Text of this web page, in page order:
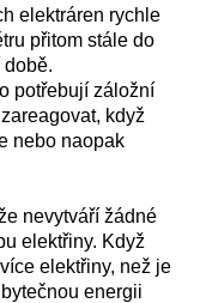
elektráren rychle
přitom stále do
potřebují záložní
když
nebo naopak
nevytváří žádné
elektřiny. Když
elektřiny, než je
energii